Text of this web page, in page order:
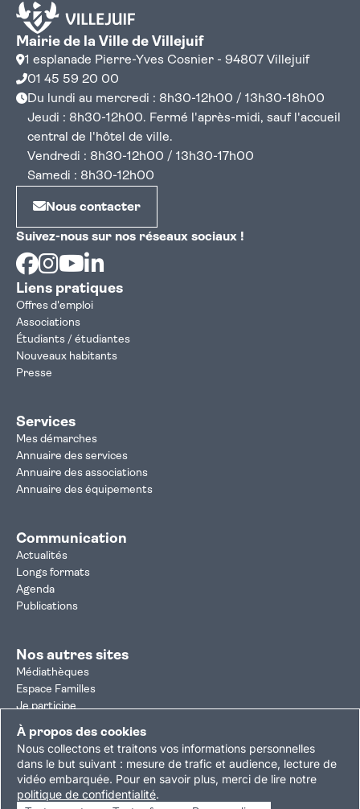
À propos des cookies
Nous collectons et traitons vos informations personnelles
dans le but suivant : mesure de trafic et audience, lecture de
vidéo embarquée. Pour en savoir plus, merci de lire notre
politique de confidentialité.
Mairie de la Ville de Villejuif
1 esplanade Pierre-Yves Cosnier - 94807 Villejuif
01 45 59 20 00
Du lundi au mercredi : 8h30-12h00 / 13h30-18h00
Jeudi : 8h30-12h00. Fermé l'après-midi, sauf l'accueil
central de l'hôtel de ville.
Vendredi : 8h30-12h00 / 13h30-17h00
Samedi : 8h30-12h00
Nous contacter
Suivez-nous sur nos réseaux sociaux !
Facebook
Instagram
Youtube
Liens pratiques
Offres d'emploi
Associations
Étudiants / étudiantes
Nouveaux habitants
Presse
Services
Mes démarches
Annuaire des services
Annuaire des associations
Annuaire des équipements
Communication
Actualités
Longs formats
Agenda
Publications
Nos autres sites
Médiathèques
Espace Familles
Je participe
Autorisation d'urbanisme
Résultats électoraux
Plan du site Nous contacterMentions légales
Politique de confidentialitéAccessibilité : partiellement conforme
Gestion des cookies